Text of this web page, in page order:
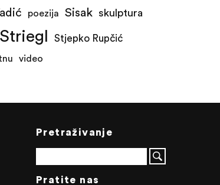
poezija Sisak skulptura
Stjepko Rupčić
video
Pretraživanje
Pratite nas